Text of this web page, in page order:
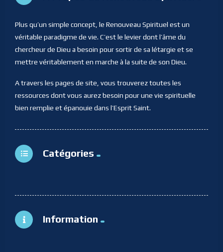
Plus qu’un simple concept, le Renouveau Spirituel est un
véritable paradigme de vie. C’est le levier dont l’âme du
chercheur de Dieu a besoin pour sortir de sa létargie et se
mettre véritablement en marche à la suite de son Dieu.
A travers les pages de site, vous trouverez toutes les
ressources dont vous aurez besoin pour une vie spirituelle
bien remplie et épanouie dans l’Esprit Saint.
Catégories
Information